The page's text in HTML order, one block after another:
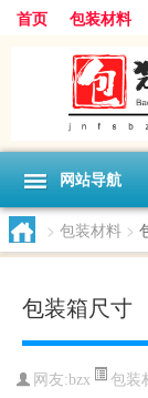
首页 包装材料
网站导航
> 包装材料 >
包装箱尺寸
网友:bzx 包装